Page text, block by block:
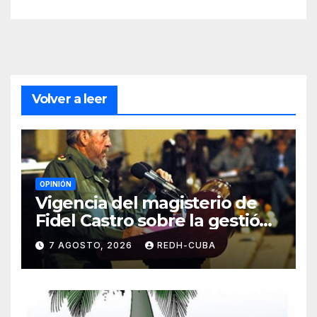
Volver a leer
OPINIÓN
Vigencia del magisterio de
Fidel Castro sobre la gestión
del liderazgo revolucionario.
Por Jorge Luís Guach Estévez
7 AGOSTO, 2026 REDH-CUBA